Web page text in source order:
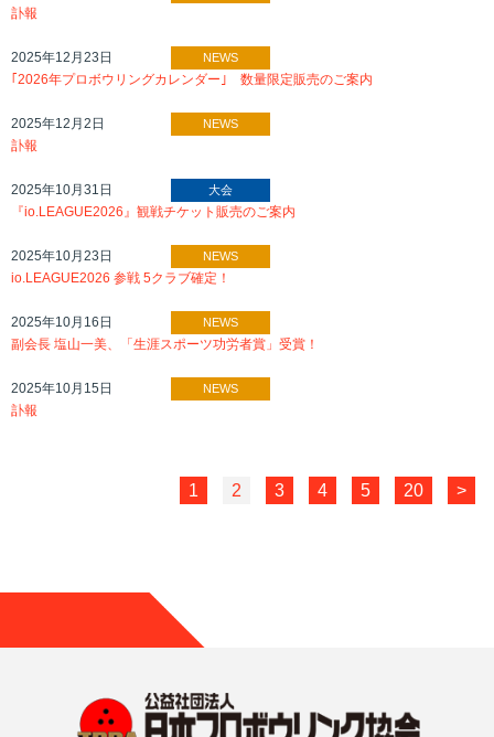
訃報
2025年12月23日 NEWS
｢2026年プロボウリングカレンダー｣ 数量限定販売のご案内
2025年12月2日 NEWS
訃報
2025年10月31日 大会
『io.LEAGUE2026』観戦チケット販売のご案内
2025年10月23日 NEWS
io.LEAGUE2026 参戦 5クラブ確定！
2025年10月16日 NEWS
副会長 塩山一美、「生涯スポーツ功労者賞」受賞！
2025年10月15日 NEWS
訃報
1 2 3 4 5 20 >